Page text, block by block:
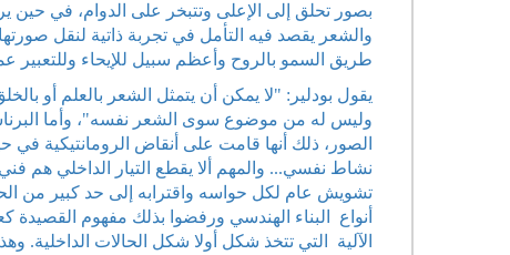
بصور تحلق إلى الإعلى وتتبخر على الدوام، في حين
والشعر يقصد فيه التأمل في تجربة ذاتية لنقل
طريق السمو بالروح وأعظم سبيل للإيحاء وللتعبير
يقول بودلير: "لا يمكن أن يتمثل الشعر بالعلم أو
وليس له من موضوع سوى الشعر نفسه"، وأما
الصور، ذلك أنها قامت على أنقاض الرومانتيكية
نشاط نفسي... والمهم ألا يقطع التيار الداخلي هم
تشويش عام لكل حواسه واقترابه إلى حد كبير من
أنواع البناء الهندسي ورفضوا بذلك مفهوم
الآلية التي تتخذ شكل أولا شكل الحالات الداخلية.